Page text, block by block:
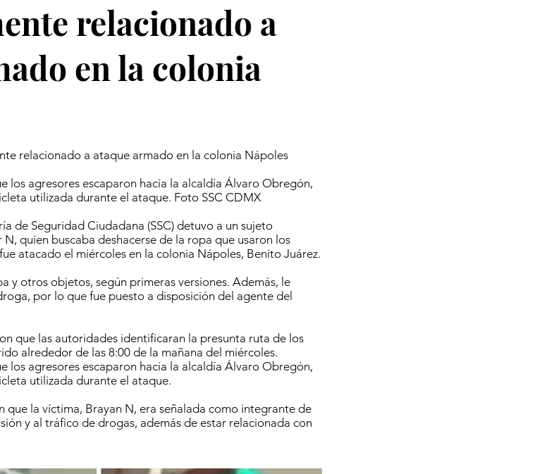
relacionado a
en la colonia
relacionado a ataque armado en la colonia Nápoles
los agresores escaparon hacia la alcaldía Álvaro Obregón,
utilizada durante el ataque. Foto SSC CDMX
de Seguridad Ciudadana (SSC) detuvo a un sujeto
quien buscaba deshacerse de la ropa que usaron los
atacado el miércoles en la colonia Nápoles, Benito Juárez.
y otros objetos, según primeras versiones. Además, le
por lo que fue puesto a disposición del agente del
que las autoridades identificaran la presunta ruta de los
alrededor de las 8:00 de la mañana del miércoles.
los agresores escaparon hacia la alcaldía Álvaro Obregón,
utilizada durante el ataque.
que la víctima, Brayan N, era señalada como integrante de
y al tráfico de drogas, además de estar relacionada con